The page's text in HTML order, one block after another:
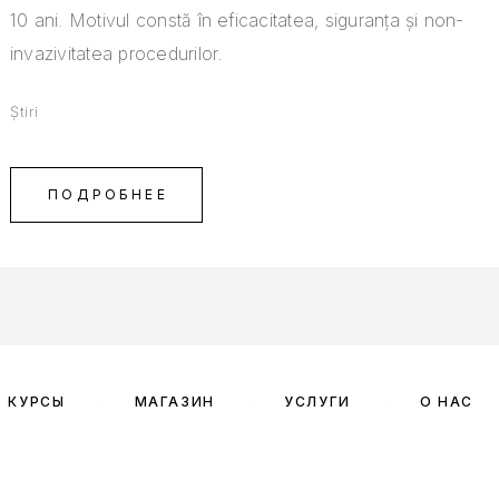
10 ani. Motivul constă în eficacitatea, siguranța și non-
invazivitatea procedurilor.
Știri
ПОДРОБНЕЕ
КУРСЫ МАГАЗИН УСЛУГИ О НАС